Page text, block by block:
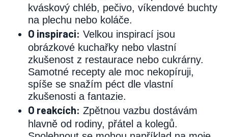
kváskový chléb, pečivo, víkendové buchty
na plechu nebo koláče.
O inspiraci: Velkou inspirací jsou
obrázkové kuchařky nebo vlastní
zkušenost z restaurace nebo cukrárny.
Samotné recepty ale moc nekopíruji,
spíše se snažím péct dle vlastní
zkušenosti a fantazie.
O reakcích: Zpětnou vazbu dostávám
hlavně od rodiny, přátel a kolegů.